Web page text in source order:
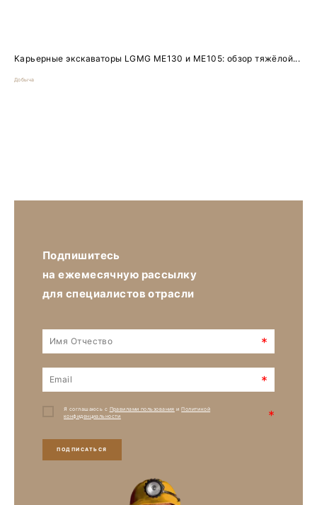
Карьерные экскаваторы LGMG ME130 и ME105: обзор тяжёлой...
Добыча
Подпишитесь
на ежемесячную рассылку
для специалистов отрасли
*
*
Я соглашаюсь с Правилами пользования иПолитикой
конфиденциальности
*
ПОДПИСАТЬСЯ